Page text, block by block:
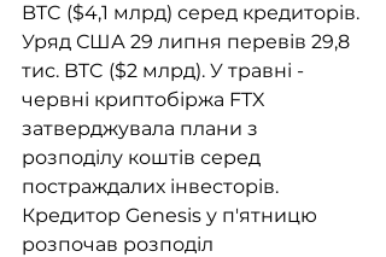
BTC ($4,1 млрд) серед кредиторів.
Уряд США 29 липня перевів 29,8
тис. BTC ($2 млрд). У травні -
червні криптобіржа FTX
затверджувала плани з
розподілу коштів серед
постраждалих інвесторів.
Кредитор Genesis у п'ятницю
розпочав розподіл